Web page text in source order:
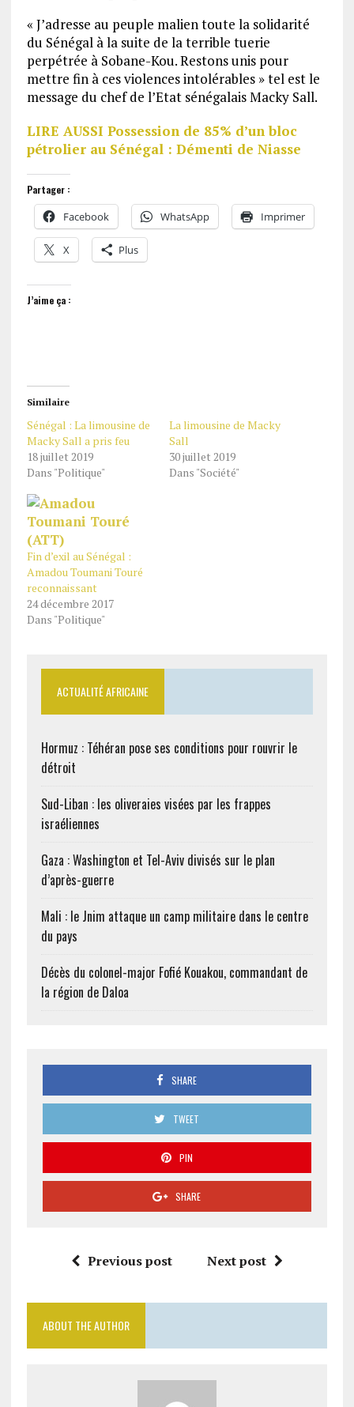
« J’adresse au peuple malien toute la solidarité
du Sénégal à la suite de la terrible tuerie
perpétrée à Sobane-Kou. Restons unis pour
mettre fin à ces violences intolérables » tel est le
message du chef de l’Etat sénégalais Macky Sall.
LIRE AUSSI Possession de 85% d’un bloc
pétrolier au Sénégal : Démenti de Niasse
Partager :
Facebook WhatsApp Imprimer
X Plus
J’aime ça :
Similaire
Sénégal : La limousine de
Macky Sall a pris feu
18 juillet 2019
Dans "Politique"
La limousine de Macky
Sall
30 juillet 2019
Dans "Société"
Fin d’exil au Sénégal :
Amadou Toumani Touré
reconnaissant
24 décembre 2017
Dans "Politique"
ACTUALITÉ AFRICAINE
Hormuz : Téhéran pose ses conditions pour rouvrir le
détroit
Sud-Liban : les oliveraies visées par les frappes
israéliennes
Gaza : Washington et Tel-Aviv divisés sur le plan
d’après-guerre
Mali : le Jnim attaque un camp militaire dans le centre
du pays
Décès du colonel-major Fofié Kouakou, commandant de
la région de Daloa
SHARE
TWEET
PIN
SHARE
Previous post Next post
ABOUT THE AUTHOR